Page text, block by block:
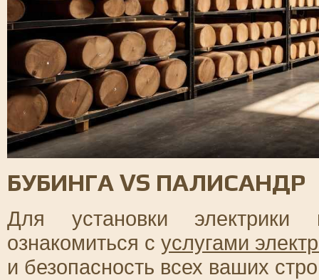
БУБИНГА VS ПАЛИСАНДР
Для установки
ознакомиться с услугами
и безопасность всех ваших